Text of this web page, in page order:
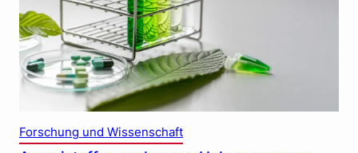
Forschung und Wissenschaft